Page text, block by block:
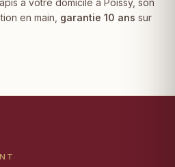
à votre domicile à Poissy, son
en main, garantie 10 ans sur